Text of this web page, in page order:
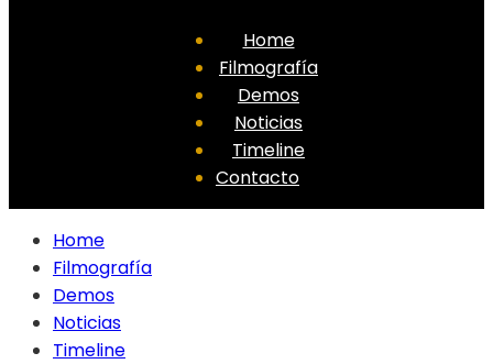
Home
Filmografía
Demos
Noticias
Timeline
Contacto
Home
Filmografía
Demos
Noticias
Timeline